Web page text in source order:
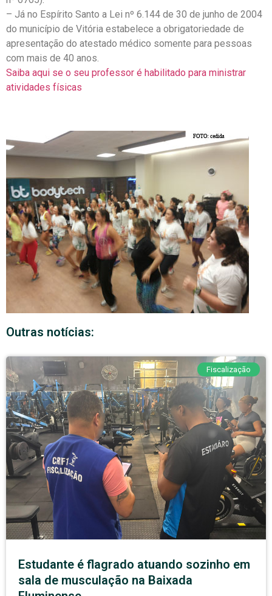
– Já no Espírito Santo a Lei nº 6.144 de 30 de junho de 2004
do município de Vitória estabelece a obrigatoriedade de
apresentação do atestado médico somente para pessoas
com mais de 40 anos.
Saiba aqui se o seu professor é habilitado para ministrar
atividades físicas
Outras notícias:
Fiscalização
Estudante é flagrado atuando sozinho em
sala de musculação na Baixada